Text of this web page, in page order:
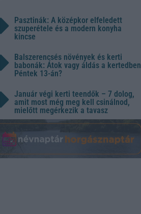
Pasztinák: A középkor elfeledett
szuperétele és a modern konyha
kincse
Balszerencsés növények és kerti
babonák: Átok vagy áldás a kertedben
Péntek 13-án?
Január végi kerti teendők – 7 dolog,
amit most még meg kell csinálnod,
mielőtt megérkezik a tavasz